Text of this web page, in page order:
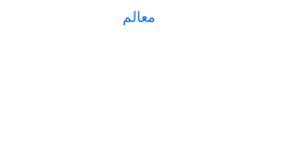
معالم